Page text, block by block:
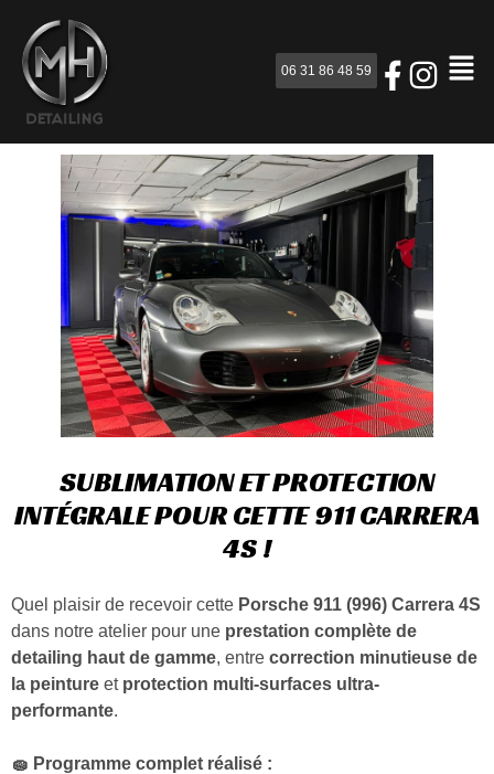
06 31 86 48 59
SUBLIMATION ET PROTECTION
INTÉGRALE POUR CETTE 911 CARRERA
4S !
Quel plaisir de recevoir cette Porsche 911 (996) Carrera 4S
dans notre atelier pour une prestation complète de
detailing haut de gamme, entre correction minutieuse de
la peinture et protection multi-surfaces ultra-
performante.
🧽 Programme complet réalisé :